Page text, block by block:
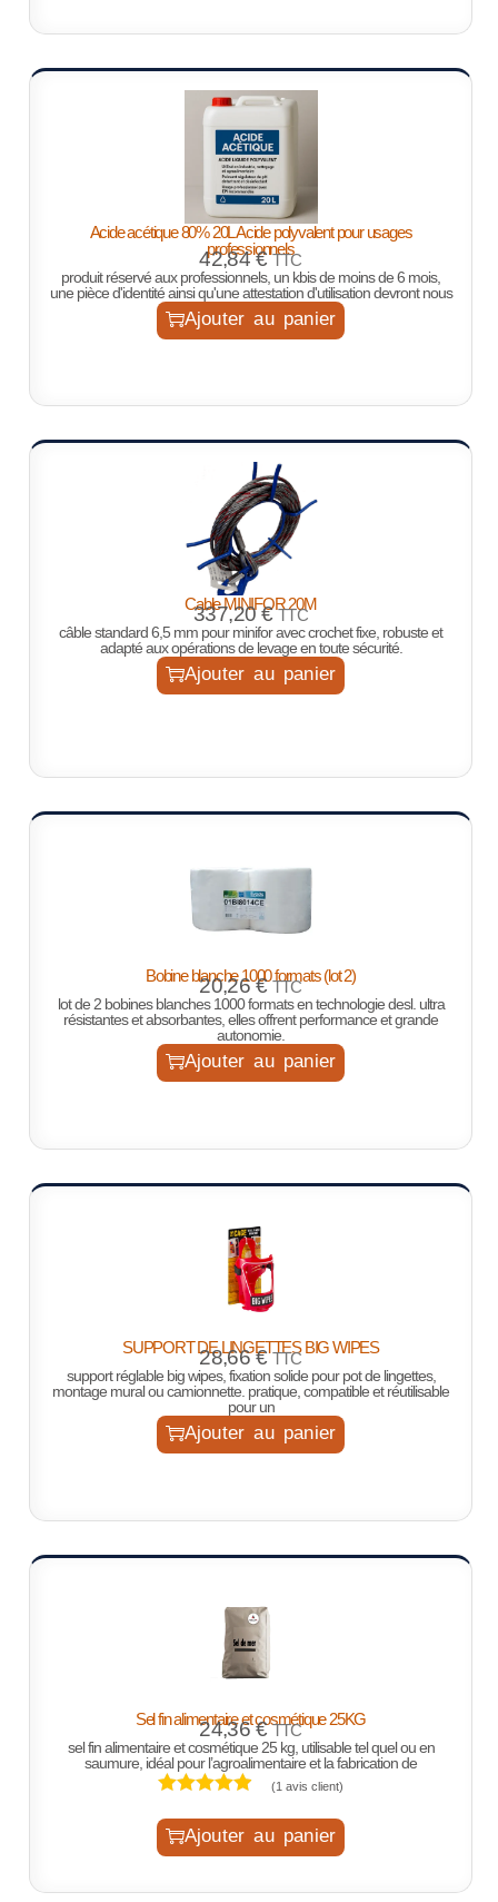
Acide acétique 80% 20L Acide polyvalent pour usages
professionnels
42,84€ TTC
produit réservé aux professionnels, un kbis de moins de 6 mois,
une pièce d'identité ainsi qu'une attestation d'utilisation devront nous
Ajouter au panier
Cable MINIFOR 20M
337,20€ TTC
câble standard 6,5 mm pour minifor avec crochet fixe, robuste et
adapté aux opérations de levage en toute sécurité.
Ajouter au panier
Bobine blanche 1000 formats (lot 2)
20,26€ TTC
lot de 2 bobines blanches 1000 formats en technologie desl. ultra
résistantes et absorbantes, elles offrent performance et grande
autonomie.
Ajouter au panier
SUPPORT DE LINGETTES BIG WIPES
28,66€ TTC
support réglable big wipes, fixation solide pour pot de lingettes,
montage mural ou camionnette. pratique, compatible et réutilisable
pour un
Ajouter au panier
Sel fin alimentaire et cosmétique 25KG
24,36€ TTC
sel fin alimentaire et cosmétique 25 kg, utilisable tel quel ou en
saumure, idéal pour l’agroalimentaire et la fabrication de
(1 avis client)
Ajouter au panier